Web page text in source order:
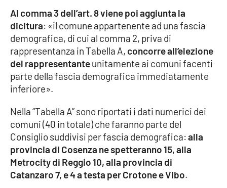
Venti di comunicazione
STREAMING
LaC TV
LaC Network
LaC OnAir
EDIZIONI
LOCALI
Al comma 3 dell’art. 8 viene poi aggiunta la
dicitura: «il comune appartenente ad una fascia
demografica, di cui al comma 2, priva di
rappresentanza in Tabella A, concorre all’elezione
del rappresentanteunitamente ai comuni facenti
parte della fascia demografica immediatamente
inferiore».
Nella “Tabella A” sono riportati i dati numerici dei
comuni (40 in totale) che faranno parte del
Consiglio suddivisi per fascia demografica:alla
provincia di Cosenza ne spetteranno 15, alla
Metrocity di Reggio 10, alla provincia di
Catanzaro 7, e 4 a testa per Crotone e Vibo.